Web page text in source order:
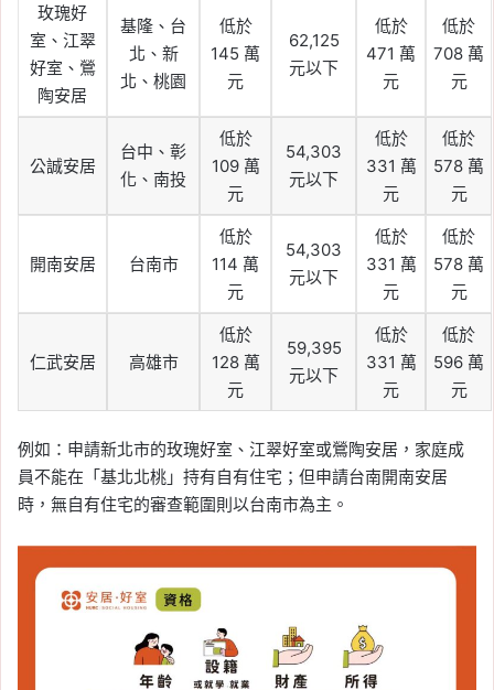
玫瑰好
室、江翠
好室、鶯
陶安居
基隆、台
北、新
北、桃園
低於
145 萬
元
62,125
元以下
低於
471 萬
元
低於
708 萬
元
公誠安居
台中、彰
化、南投
低於
109 萬
元
54,303
元以下
低於
331 萬
元
低於
578 萬
元
開南安居 台南市
低於
114 萬
元
54,303
元以下
低於
331 萬
元
低於
578 萬
元
仁武安居 高雄市
低於
128 萬
元
59,395
元以下
低於
331 萬
元
低於
596 萬
元
例如：申請新北市的玫瑰好室、江翠好室或鶯陶安居，家庭成
員不能在「基北北桃」持有自有住宅；但申請台南開南安居
時，無自有住宅的審查範圍則以台南市為主。